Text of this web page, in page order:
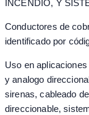
INCENDIO, Y
Conductores de
identificado por
Uso en
y analogo
sirenas, cableado
direccionable,